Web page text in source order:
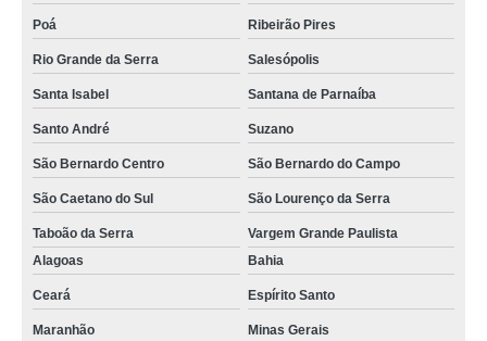
Poá Ribeirão Pires
Rio Grande da Serra Salesópolis
Santa Isabel Santana de Parnaíba
Santo André Suzano
São Bernardo Centro São Bernardo do Campo
São Caetano do Sul São Lourenço da Serra
Taboão da Serra
Vargem Grande Paulista
Alagoas
Bahia
Ceará Espírito Santo
Maranhão Minas Gerais